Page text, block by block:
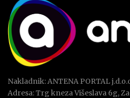
Nakladnik: ANTENA PORTAL
Adresa: Trg kneza Višeslava 6g,